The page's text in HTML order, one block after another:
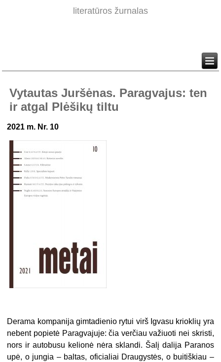
literatūros žurnalas
Vytautas Juršėnas. Paragvajus: ten
ir atgal Plėšikų tiltu
2021 m. Nr. 10
Derama kompanija gimtadienio rytui virš Igvasu krioklių yra
nebent popietė Paragvajuje: čia verčiau važiuoti nei skristi,
nors ir autobusu kelionė nėra sklandi. Šalį dalija Paranos
upė, o jungia – baltas, oficialiai Draugystės, o buitiškiau –